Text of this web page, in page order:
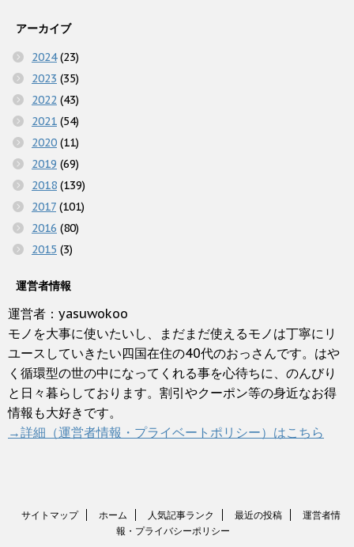
アーカイブ
2024(23)
2023 (35)
2022 (43)
2021 (54)
2020 (11)
2019 (69)
2018 (139)
2017 (101)
2016 (80)
2015 (3)
運営者情報
運営者：yasuwokoo
モノを大事に使いたいし、まだまだ使えるモノは丁寧にリ
ユースしていきたい四国在住の40代のおっさんです。はや
く循環型の世の中になってくれる事を心待ちに、のんびり
と日々暮らしております。割引やクーポン等の身近なお得
情報も大好きです。
→詳細（運営者情報・プライベートポリシー）はこちら
サイトマップ ホーム 人気記事ランク 最近の投稿
運営者情
報・プライバシーポリシー